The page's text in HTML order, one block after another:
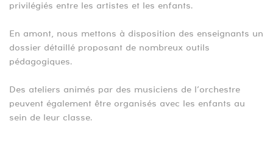
privilégiés entre les artistes et les enfants.
En amont, nous mettons à disposition des enseignants un
dossier détaillé proposant de nombreux outils
pédagogiques.
Des ateliers animés par des musiciens de l’orchestre
peuvent également être organisés avec les enfants au
sein de leur classe.